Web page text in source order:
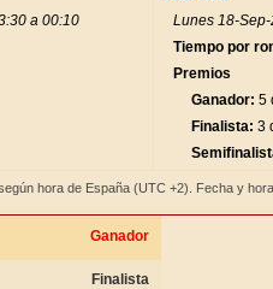
a 00:10
Lunes 18-
Tiempo por
Premios
Ganador: 5
Finalista: 3
hora de España (UTC +2). Fecha y
Ganador
Finalista